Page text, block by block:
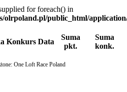
for foreach() in
olrpoland.pl/public_html/
Konkurs Data
Suma
pkt.
Suma
konk.
One Loft Race Poland